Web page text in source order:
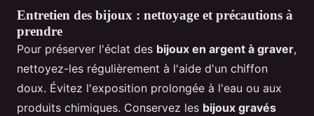
Entretien des bijoux : nettoyage et précautions à
prendre
Pour préserver l'éclat des bijoux en argent à graver,
nettoyez-les régulièrement à l'aide d'un chiffon
doux. Évitez l'exposition prolongée à l'eau ou aux
produits chimiques. Conservez les bijoux gravés